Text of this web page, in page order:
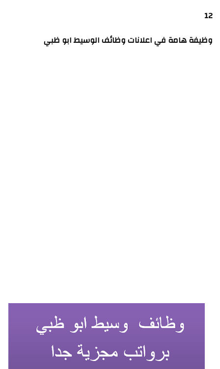
12
وظيفة هامة فياعلانات وظائف الوسيط ابو ظبي